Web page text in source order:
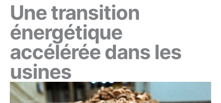
Une transition
énergétique
accélérée dans les
usines